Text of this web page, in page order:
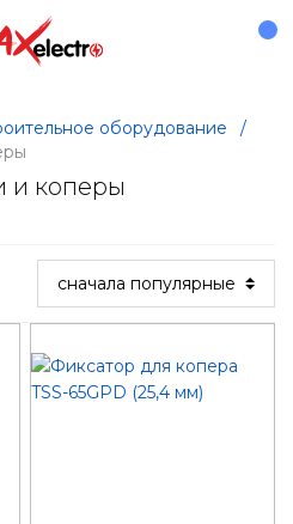
оборудование
/
и коперы